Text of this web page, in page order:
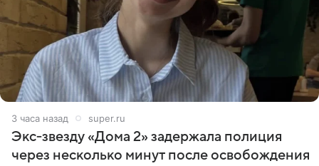
3 часа назад super.ru
Экс‑звезду «Дома 2» задержала полиция
через несколько минут после освобождения